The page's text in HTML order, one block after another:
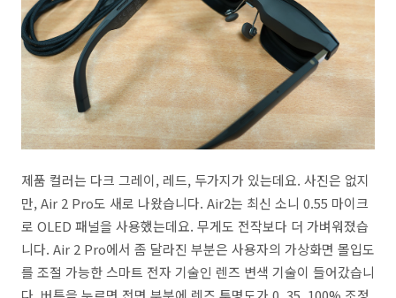
제품 컬러는 다크 그레이, 레드, 두가지가 있는데요. 사진은 없지
만, Air 2 Pro도 새로 나왔습니다. Air2는 최신 소니 0.55 마이크
로 OLED 패널을 사용했는데요. 무게도 전작보다 더 가벼워졌습
니다. Air 2 Pro에서 좀 달라진 부분은 사용자의 가상화면 몰입도
를 조절 가능한 스마트 전자 기술인 렌즈 변색 기술이 들어갔습니